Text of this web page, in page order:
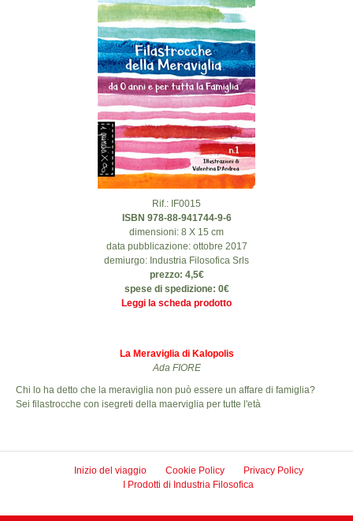
Rif.: IF0015
ISBN 978-88-941744-9-6
dimensioni: 8 X 15 cm
data pubblicazione: ottobre 2017
demiurgo: Industria Filosofica Srls
prezzo: 4,5€
spese di spedizione: 0€
Leggi la scheda prodotto
La Meraviglia di Kalopolis
Ada FIORE
Chi lo ha detto che la meraviglia non può essere un affare di famiglia?
Sei filastrocche con isegreti della maerviglia per tutte l'età
Inizio del viaggio Cookie Policy
Privacy Policy
I Prodotti di Industria Filosofica